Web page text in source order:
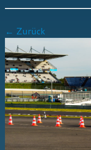
← Zurück